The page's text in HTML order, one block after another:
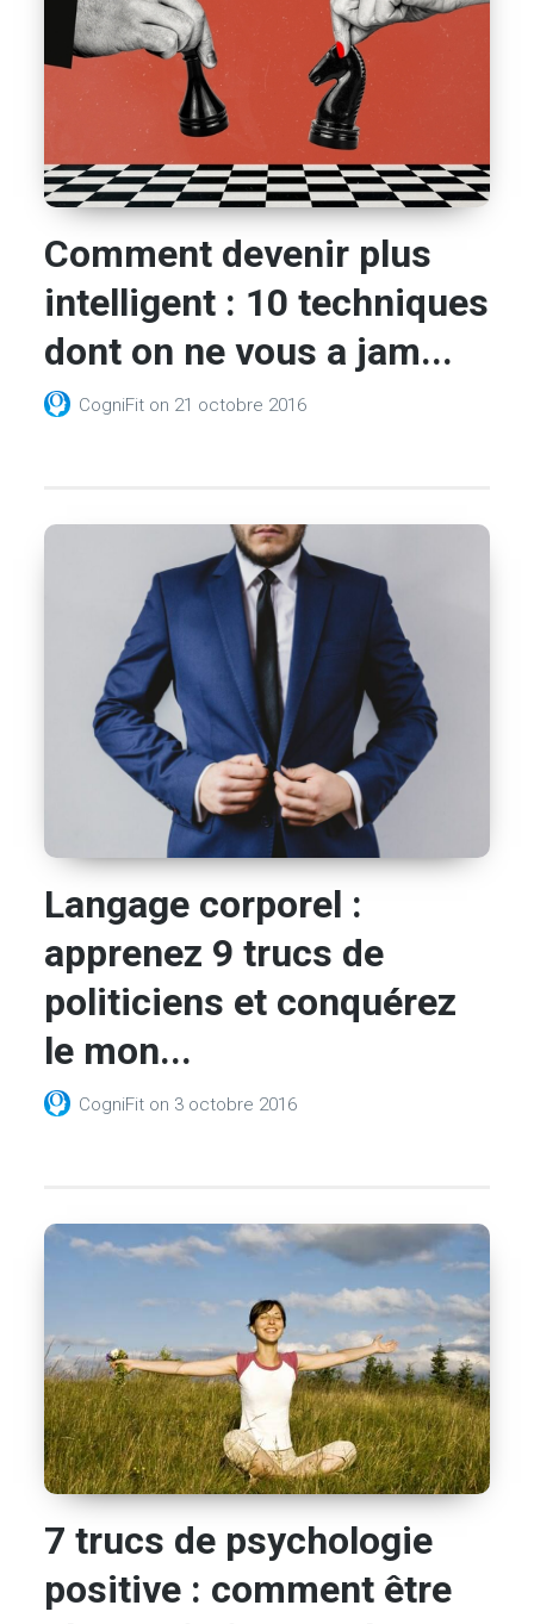
Comment devenir plus
intelligent : 10 techniques
dont on ne vous a jam...
CogniFit on 21 octobre 2016
Langage corporel :
apprenez 9 trucs de
politiciens et conquérez
le mon...
CogniFit on 3 octobre 2016
7 trucs de psychologie
positive : comment être